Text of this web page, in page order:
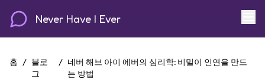
Never Have I Ever
홈 / 블로
그
/ 네버 해브 아이 에버의 심리학: 비밀이 인연을 만드
는 방법